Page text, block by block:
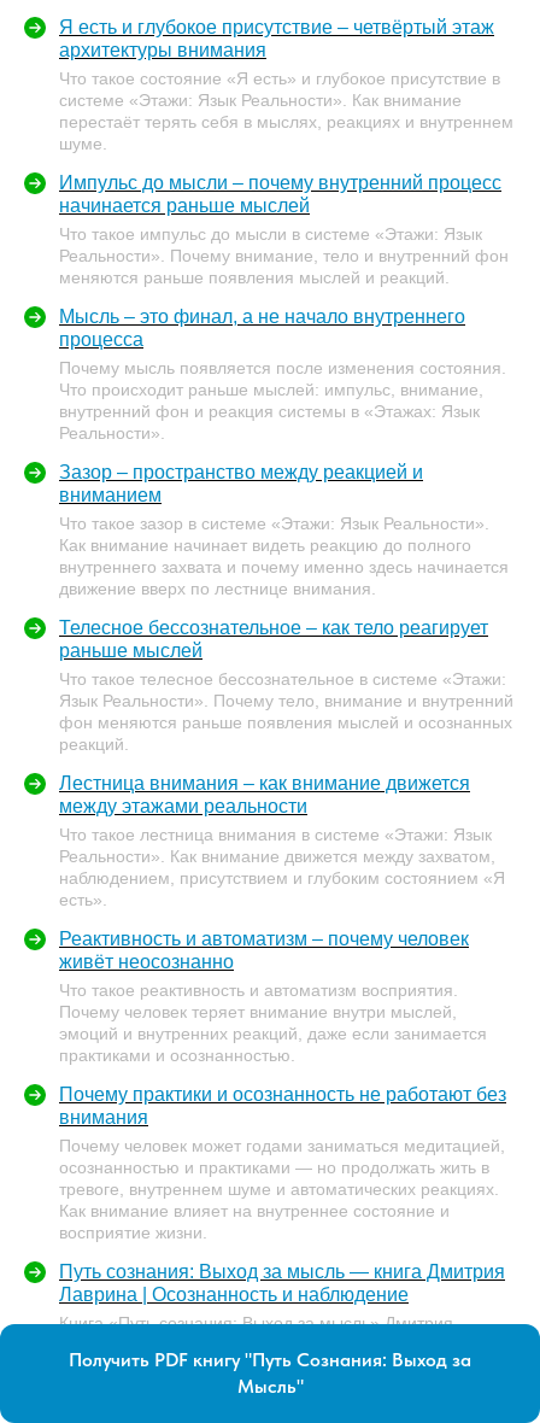
Получить PDF книгу "Путь Сознания: Выход за
Мысль"
Я есть и глубокое присутствие – четвёртый этаж
архитектуры внимания
Что такое состояние «Я есть» и глубокое присутствие в
системе «Этажи: Язык Реальности». Как внимание
перестаёт терять себя в мыслях, реакциях и внутреннем
шуме.
Импульс до мысли – почему внутренний процесс
начинается раньше мыслей
Что такое импульс до мысли в системе «Этажи: Язык
Реальности». Почему внимание, тело и внутренний фон
меняются раньше появления мыслей и реакций.
Мысль – это финал, а не начало внутреннего
процесса
Почему мысль появляется после изменения состояния.
Что происходит раньше мыслей: импульс, внимание,
внутренний фон и реакция системы в «Этажах: Язык
Реальности».
Зазор – пространство между реакцией и
вниманием
Что такое зазор в системе «Этажи: Язык Реальности».
Как внимание начинает видеть реакцию до полного
внутреннего захвата и почему именно здесь начинается
движение вверх по лестнице внимания.
Телесное бессознательное – как тело реагирует
раньше мыслей
Что такое телесное бессознательное в системе «Этажи:
Язык Реальности». Почему тело, внимание и внутренний
фон меняются раньше появления мыслей и осознанных
реакций.
Лестница внимания – как внимание движется
между этажами реальности
Что такое лестница внимания в системе «Этажи: Язык
Реальности». Как внимание движется между захватом,
наблюдением, присутствием и глубоким состоянием «Я
есть».
Реактивность и автоматизм – почему человек
живёт неосознанно
Что такое реактивность и автоматизм восприятия.
Почему человек теряет внимание внутри мыслей,
эмоций и внутренних реакций, даже если занимается
практиками и осознанностью.
Почему практики и осознанность не работают без
внимания
Почему человек может годами заниматься медитацией,
осознанностью и практиками — но продолжать жить в
тревоге, внутреннем шуме и автоматических реакциях.
Как внимание влияет на внутреннее состояние и
восприятие жизни.
Путь сознания: Выход за мысль — книга Дмитрия
Лаврина | Осознанность и наблюдение
Книга «Путь сознания: Выход за мысль» Дмитрия
снизить внутреннее напряжение и открыть состояние
наблюдения и присутствия. Практический взгляд на